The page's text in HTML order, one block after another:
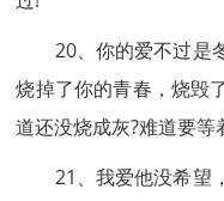
20、你的爱不过是冬
烧掉了你的青春，烧毁
道还没烧成灰?难道要等
21、我爱他没希望，